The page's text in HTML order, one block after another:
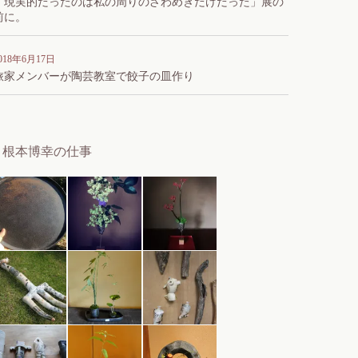
に。
年6月17日
家メンバーが陶芸教室で餃子の皿作り
根本博幸の仕事